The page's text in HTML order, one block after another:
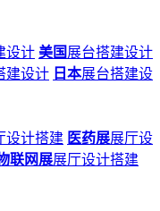
设计 美国 展台搭建设计
建设计 日本展台搭建设
设计搭建 医药展展厅设
联网展展厅设计搭建